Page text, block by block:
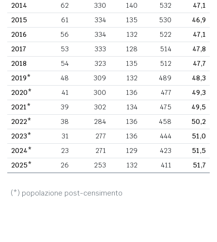
2014
62 330 140 532
47,1
2015
61 334 135 530
46,9
2016
56 334 132 522
47,1
2017
53 333 128 514
47,8
2018
54 323 135 512
47,7
2019*
48 309 132 489
48,3
2020*
41 300 136 477
49,3
2021*
39 302 134 475
49,5
2022*
38 284 136 458
50,2
2023*
31 277 136 444
51,0
2024*
23 271 129 423
51,5
2025*
26 253 132 411 51,7
(*) popolazione post-censimento